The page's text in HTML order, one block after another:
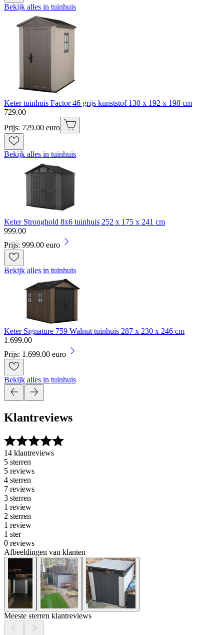
Bekijk alles in tuinhuis
Keter tuinhuis Factor 46 grijs kunststof 130 x 192 x 198 cm
729.00
Prijs: 729.00 euro
Bekijk alles in tuinhuis
Keter Stronghold 8x6 tuinhuis 252 x 175 x 241 cm
999.00
Prijs: 999.00 euro
Bekijk alles in tuinhuis
Keter Signature 759 Walnut tuinhuis 287 x 230 x 246 cm
1 .699.00
Prijs: 1.699.00 euro
Bekijk alles in tuinhuis
Klantreviews
14 klantreviews
5 sterren
5 reviews
4 sterren
7 reviews
3 sterren
1 review
2 sterren
1 review
1 ster
0 reviews
Afbeeldingen van klanten
Meeste sterren klantreviews